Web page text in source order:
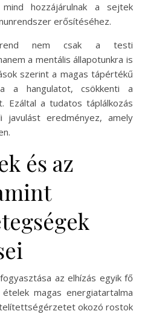
mind hozzájárulnak a sejtek
erősítéséhez.
nem csak a testi
a mentális állapotunkra is
szerint a magas tápértékű
a hangulatot, csökkenti a
Ezáltal a tudatos táplálkozás
javulást eredményez, amely
és az
az elhízás egyik fő
magas energiatartalma
okozó rostok